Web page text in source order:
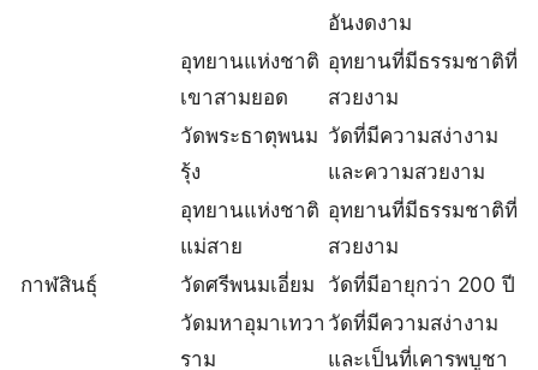
อันงดงาม
อุทยานแห่งชาติ
เขาสามยอด
อุทยานที่มีธรรมชาติที่
สวยงาม
วัดพระธาตุพนม
รุ้ง
วัดที่มีความสง่างาม
และความสวยงาม
อุทยานแห่งชาติ
แม่สาย
อุทยานที่มีธรรมชาติที่
สวยงาม
กาฬสินธุ์
วัดศรีพนมเอี่ยม
วัดที่มีอายุกว่า 200 ปี
วัดมหาอุมาเทวา
ราม
วัดที่มีความสง่างาม
และเป็นที่เคารพบูชา